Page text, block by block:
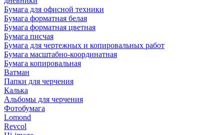
Бумага для офисной техники
Бумага форматная белая
Бумага форматная цветная
Бумага писчая
Бумага для чертежных и копировальных работ
Бумага масштабно-координатная
Бумага копировальная
Ватман
Папки для черчения
Калька
Альбомы для черчения
Фотобумага
Lomond
Revcol